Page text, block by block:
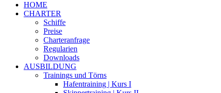
HOME
CHARTER
Schiffe
Preise
Charteranfrage
Regularien
Downloads
AUSBILDUNG
Trainings und Törns
Hafentraining | Kurs I